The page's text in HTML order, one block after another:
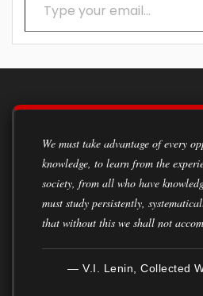
We must take advantage of every opportunity to acquire
knowledge, to learn from the
society, from all who have
must study persistently,
that without this we shall not
— V.I. Lenin, Collected